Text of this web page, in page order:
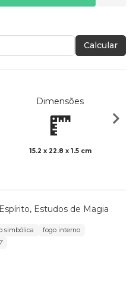
Calcular
Dimensões
15.2 x 22.8 x 1.5 cm
, Estudos de Magia
simbólica
fogo interno